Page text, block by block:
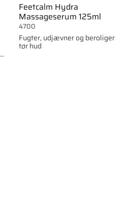
Feetcalm Hydra
Massageserum 125ml
Fugter, udjævner og beroliger
tør hud
4700